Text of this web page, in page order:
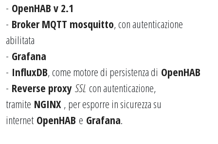
- OpenHAB v 2.1
- Broker MQTT mosquitto, con autenticazione
abilitata
- Grafana
- InfluxDB, come motore di persistenza di OpenHAB
- Reverse proxy SSL con autenticazione,
tramite NGINX , per esporre in sicurezza su
internet OpenHAB e Grafana.